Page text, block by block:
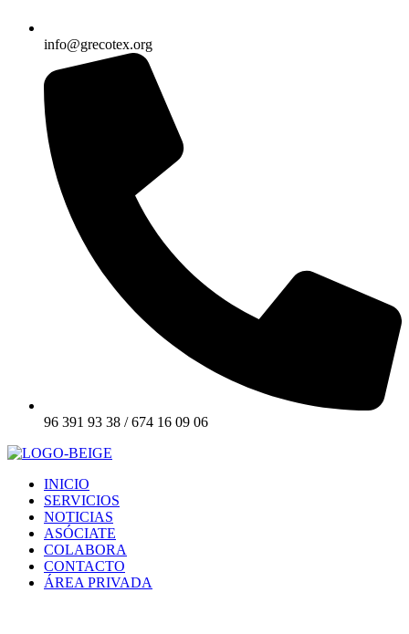
info@grecotex.org
96 391 93 38 / 674 16 09 06
INICIO
SERVICIOS
NOTICIAS
ASÓCIATE
COLABORA
CONTACTO
ÁREA PRIVADA